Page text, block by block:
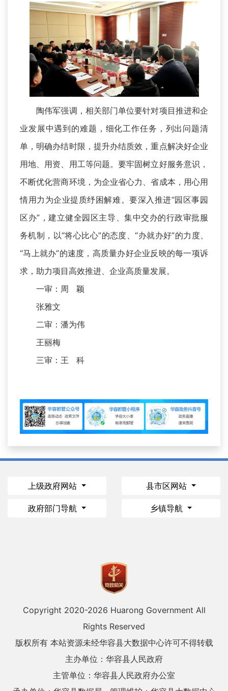
陶伟军强调，相关部门单位要针对项目推进和企
业发展中遇到的难题，细化工作任务，列出问题清
单，明确办结时限，提升办结质效，重点解决好企业
用地、用资、用工等问题。要牢固树立好服务意识，
不断优化营商环境，为企业省心力、省成本，用心用
情用力为企业提质纾困解难。要深入推进“园区事园
区办”，建立健全园区主导、集中交办的行政审批服
务机制，以“将心比心”的态度、“办就办好”的力度、
“马上就办”的速度，高质量办好企业反映的每一项诉
求，助力项目高效推进、企业高质量发展。
一审：周 颖
张雅文
二审：潘为伟
王丽梅
三审：王 科
上级政府网站 县市区网站
政府部门导航 乡镇导航
Copyright 2020-2026 Huarong Government All
Rights Reserved
版权所有 本站资源未经华容县大数据中心许可不得转载
主办单位：华容县人民政府
主管单位：华容县人民政府办公室